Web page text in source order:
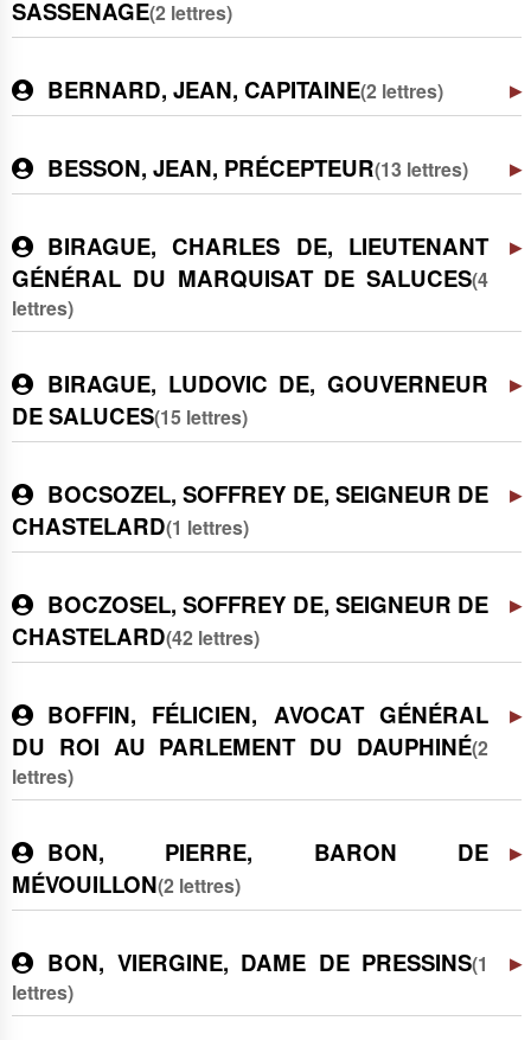
SASSENAGE(2 lettres)
BERNARD, JEAN, CAPITAINE(2 lettres)
BESSON, JEAN, PRÉCEPTEUR(13 lettres)
BIRAGUE, CHARLES DE, LIEUTENANT
GÉNÉRAL DU MARQUISAT DE SALUCES(4
lettres)
BIRAGUE, LUDOVIC DE, GOUVERNEUR
DE SALUCES(15 lettres)
BOCSOZEL, SOFFREY DE, SEIGNEUR DE
CHASTELARD(1 lettres)
BOCZOSEL, SOFFREY DE, SEIGNEUR DE
CHASTELARD(42 lettres)
BOFFIN, FÉLICIEN, AVOCAT GÉNÉRAL
DU ROI AU PARLEMENT DU DAUPHINÉ(2
lettres)
BON, PIERRE, BARON DE
MÉVOUILLON(2 lettres)
BON, VIERGINE, DAME DE PRESSINS(1
lettres)